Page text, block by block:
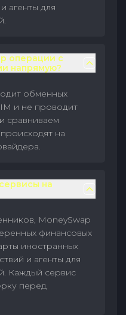
агенты для
операции с
напрямую?
обменных
и не проводит
сравниваем
на
на
MoneySwap
финансовых
иностранных
и агенты для
Каждый сервис
перед